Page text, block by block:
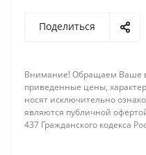
Поделиться
Внимание! Обращаем Ваше
приведенные цены,
носят исключительно
являются публичной
437 Гражданского кодекса